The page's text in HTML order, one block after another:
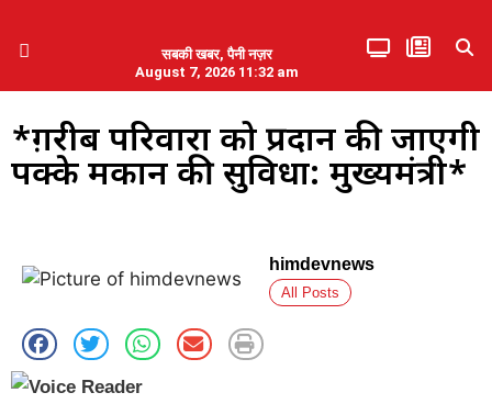
सबकी खबर, पैनी नज़र
August 7, 2026 11:32 am
*ग़रीब परिवारों को प्रदान की जाएगी
पक्के मकान की सुविधा: मुख्यमंत्री*
himdevnews
All Posts